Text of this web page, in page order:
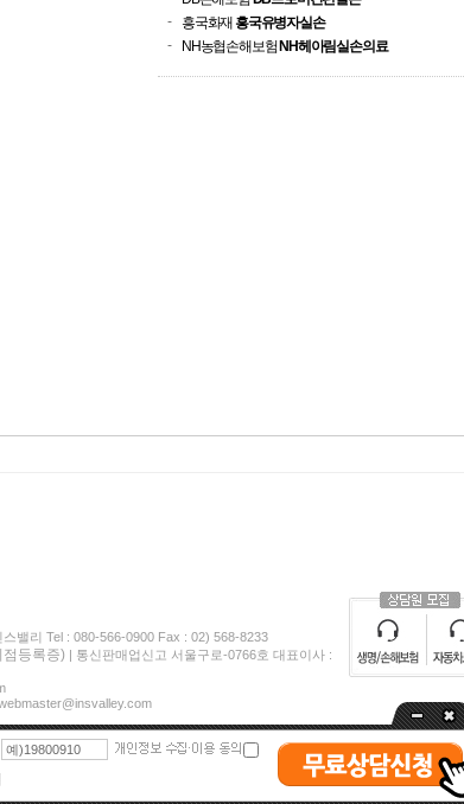
-
흥국화재 흥국유병자실손
-
NH농협손해보험 NH헤아림실손의료
밸리 Tel : 080-566-0900 Fax : 02) 568-8233
점등록증) | 통신판매업신고 서울구로-0766호 대표이사 :